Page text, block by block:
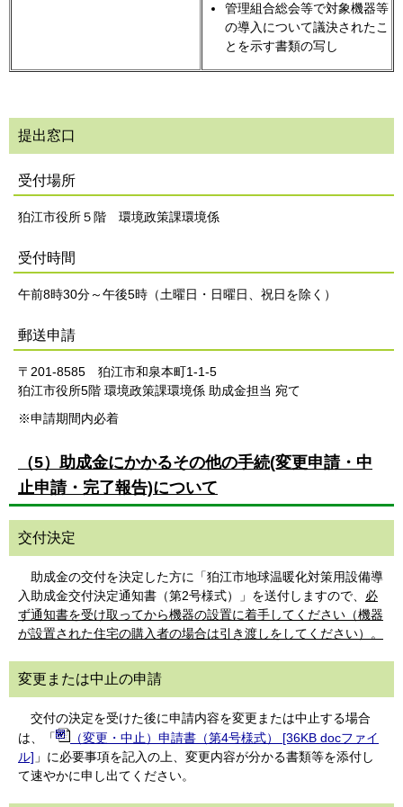
管理組合総会等で対象機器等
の導入について議決されたこ
とを示す書類の写し
提出窓口
受付場所
狛江市役所５階 環境政策課環境係
受付時間
午前8時30分～午後5時（土曜日・日曜日、祝日を除く）
郵送申請
〒201-8585 狛江市和泉本町1‐1‐5
狛江市役所5階 環境政策課環境係 助成金担当 宛て
※申請期間内必着
（5）助成金にかかるその他の手続(変更申請・中
止申請・完了報告)について
交付決定
助成金の交付を決定した方に「狛江市地球温暖化対策用設備導
入助成金交付決定通知書（第2号様式）」を送付しますので、 必
ず通知書を受け取ってから機器の設置に着手してください（機器
が設置された住宅の購入者の場合は引き渡しをしてください）。
変更または中止の申請
交付の決定を受けた後に申請内容を変更または中止する場合
は、「
（変更・中止）申請書（第4号様式） [36KB docファイ
ル] 」に必要事項を記入の上、変更内容が分かる書類等を添付し
て速やかに申し出てください。